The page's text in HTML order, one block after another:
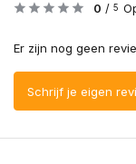
0 / 5
Er zijn nog geen
Schrijf je eigen